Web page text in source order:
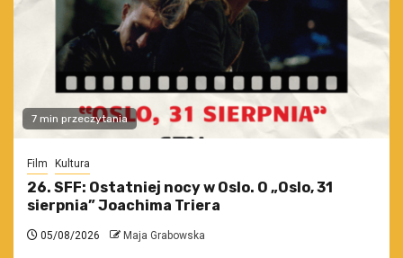
7 min przeczytania
Film Kultura
26. SFF: Ostatniej nocy w Oslo. O „Oslo, 31
sierpnia” Joachima Triera
05/08/2026 Maja Grabowska